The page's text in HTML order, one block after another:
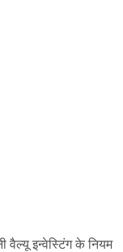
वैल्यू इन्वेस्टिंग के नियम